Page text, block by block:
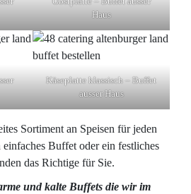
Haus
Käseplatte klassisch – Buffet
ausser Haus
Sortiment an Speisen für jeden
Buffet oder ein festliches
das Richtige für Sie.
und kalte Buffets die wir im